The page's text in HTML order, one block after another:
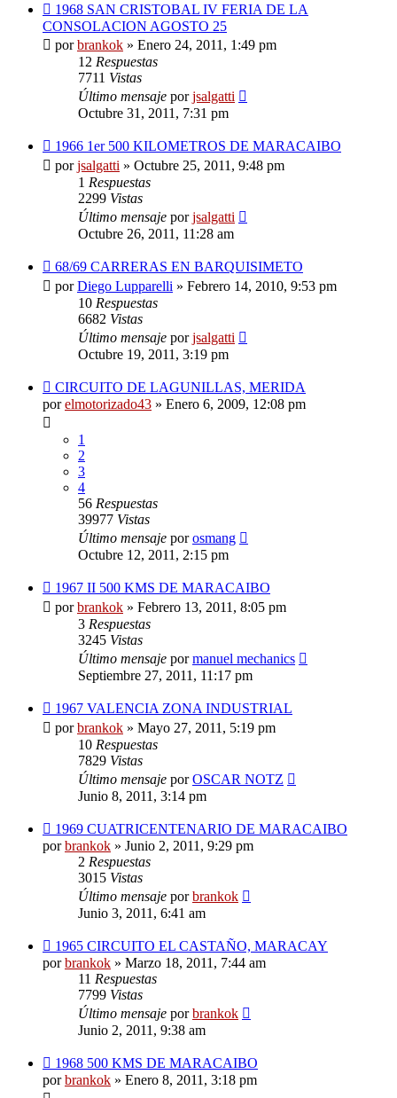
1968 SAN CRISTOBAL IV FERIA DE LA
CONSOLACION AGOSTO 25
porbrankok » Enero 24, 2011, 1:49 pm
12 Respuestas
7711 Vistas
Último mensaje porjsalgatti
Octubre 31, 2011, 7:31 pm
1966 1er 500 KILOMETROS DE MARACAIBO
porjsalgatti » Octubre 25, 2011, 9:48 pm
1 Respuestas
2299 Vistas
Último mensaje porjsalgatti
Octubre 26, 2011, 11:28 am
68/69 CARRERAS EN BARQUISIMETO
porDiego Lupparelli » Febrero 14, 2010, 9:53 pm
10 Respuestas
6682 Vistas
Último mensaje porjsalgatti
Octubre 19, 2011, 3:19 pm
CIRCUITO DE LAGUNILLAS, MERIDA
porelmotorizado43 » Enero 6, 2009, 12:08 pm
1
2
3
4
56 Respuestas
39977 Vistas
Último mensaje porosmang
Octubre 12, 2011, 2:15 pm
1967 II 500 KMS DE MARACAIBO
porbrankok » Febrero 13, 2011, 8:05 pm
3 Respuestas
3245 Vistas
Último mensaje pormanuel mechanics
Septiembre 27, 2011, 11:17 pm
1967 VALENCIA ZONA INDUSTRIAL
porbrankok » Mayo 27, 2011, 5:19 pm
10 Respuestas
7829 Vistas
Último mensaje porOSCAR NOTZ
Junio 8, 2011, 3:14 pm
1969 CUATRICENTENARIO DE MARACAIBO
porbrankok » Junio 2, 2011, 9:29 pm
2 Respuestas
3015 Vistas
Último mensaje porbrankok
Junio 3, 2011, 6:41 am
1965 CIRCUITO EL CASTAÑO, MARACAY
porbrankok » Marzo 18, 2011, 7:44 am
11 Respuestas
7799 Vistas
Último mensaje porbrankok
Junio 2, 2011, 9:38 am
1968 500 KMS DE MARACAIBO
porbrankok » Enero 8, 2011, 3:18 pm